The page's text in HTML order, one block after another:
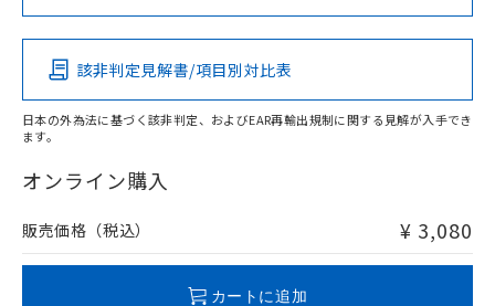
Pb Hg Cd Cr(VI)
O
在庫等で未対応品が混在する可能性があります。
問い合わせください。
この製品の規格認証/適合状況ページへ
その他の認証はこちらのページからご検索ください
該非判定見解書/項目別対比表
日本の外為法に基づく該非判定、およびEAR再輸出規制に関する見解が入手でき
ます。
オンライン購入
販売価格（税込） ¥ 3,080
カートに追加